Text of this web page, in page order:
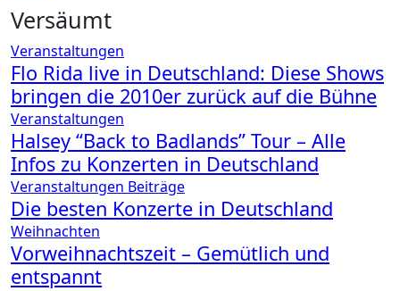
Versäumt
Veranstaltungen
Flo Rida live in Deutschland: Diese Shows
bringen die 2010er zurück auf die Bühne
Veranstaltungen
Halsey “Back to Badlands” Tour – Alle
Infos zu Konzerten in Deutschland
Veranstaltungen Beiträge
Die besten Konzerte in Deutschland
Weihnachten
Vorweihnachtszeit – Gemütlich und
entspannt